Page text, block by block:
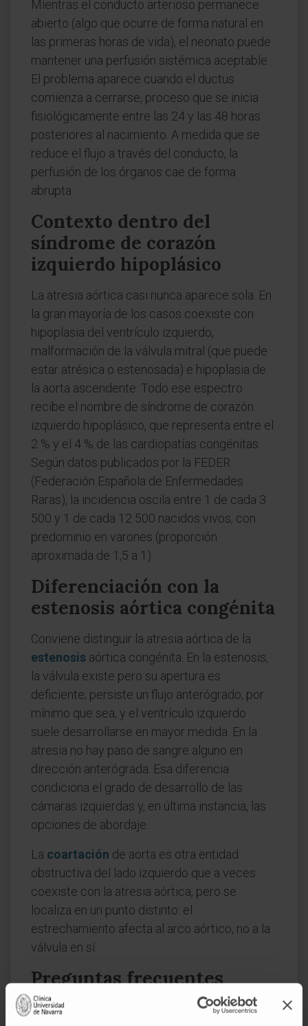
Mientras el conducto arterioso permanece
abierto (algo que ocurre de forma natural en
las primeras horas de vida), el neonato puede
mantener una perfusión sistémica aceptable.
El problema aparece cuando el ductus
comienza a cerrarse, proceso que se inicia
fisiológicamente entre las 24 y las 48 horas
posteriores al nacimiento. A medida que se
reduce el flujo a través del conducto, la
perfusión de los órganos cae de forma
abrupta.
Contexto dentro del
síndrome de corazón
izquierdo hipoplásico
La atresia aórtica casi nunca aparece sola. En
la gran mayoría de los casos coexiste con
hipoplasia del ventrículo izquierdo,
malformación de la válvula mitral (que puede
estar atrésica o estenosada) e hipoplasia de
la aorta ascendente. Todo ese espectro
recibe el nombre de síndrome de corazón
izquierdo hipoplásico, que representa entre el
2 % y el 4 % de las cardiopatías congénitas.
Según datos publicados por la FEDER
(Federación Española de Enfermedades
Raras), la incidencia oscila entre 1 de cada 3
500 y 1 de cada 12 500 nacidos vivos, con
predominio en varones (proporción
aproximada de 1,5 a 1).
Diferenciación con la
estenosis aórtica congénita
Conviene distinguir la atresia aórtica de la
estenosis aórtica congénita. En la estenosis,
la válvula existe pero su apertura es
deficiente; persiste un flujo anterógrado, por
mínimo que sea, y el ventrículo izquierdo
suele desarrollarse en mayor medida. En la
atresia no hay paso de sangre alguno en
dirección anterógrada. Esa diferencia
condiciona el grado de desarrollo de las
cámaras izquierdas y, en última instancia, las
opciones de abordaje.
La coartación de aorta es otra entidad
obstructiva del lado izquierdo que a veces
coexiste con la atresia aórtica, pero se
localiza en un punto distinto: el
estrechamiento afecta al arco aórtico, no a la
válvula en sí.
Preguntas frecuentes
¿Es lo mismo atresia aórtica que